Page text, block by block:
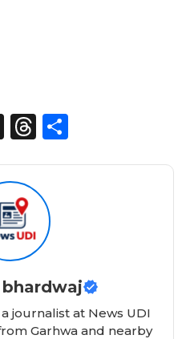
X
T
a
d
s
journalist at News UDI
Garhwa and nearby